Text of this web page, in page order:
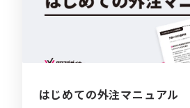
はじめての外注マニュアル